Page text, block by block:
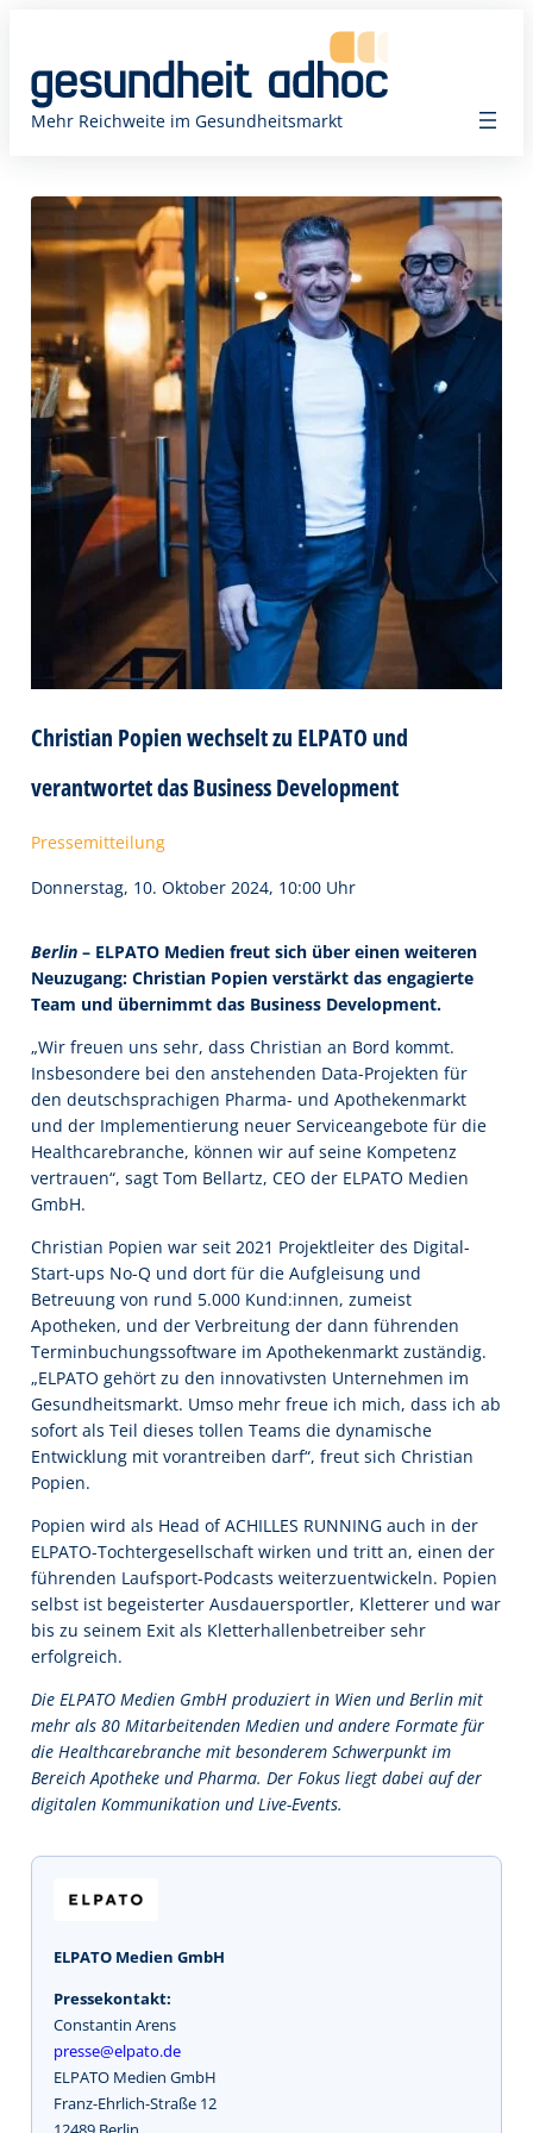
springen
Mehr Reichweite im Gesundheitsmarkt
Christian Popien wechselt zu ELPATO und
verantwortet das Business Development
Pressemitteilung
Donnerstag, 10. Oktober 2024, 10:00 Uhr
Berlin – ELPATO Medien freut sich über einen weiteren
Neuzugang: Christian Popien verstärkt das engagierte
Team und übernimmt das Business Development.
„Wir freuen uns sehr, dass Christian an Bord kommt.
Insbesondere bei den anstehenden Data-Projekten für
den deutschsprachigen Pharma- und Apothekenmarkt
und der Implementierung neuer Serviceangebote für die
Healthcarebranche, können wir auf seine Kompetenz
vertrauen“, sagt Tom Bellartz, CEO der ELPATO Medien
GmbH.
Christian Popien war seit 2021 Projektleiter des Digital-
Start-ups No-Q und dort für die Aufgleisung und
Betreuung von rund 5.000 Kund:innen, zumeist
Apotheken, und der Verbreitung der dann führenden
Terminbuchungssoftware im Apothekenmarkt zuständig.
„ELPATO gehört zu den innovativsten Unternehmen im
Gesundheitsmarkt. Umso mehr freue ich mich, dass ich ab
sofort als Teil dieses tollen Teams die dynamische
Entwicklung mit vorantreiben darf“, freut sich Christian
Popien.
Popien wird als Head of ACHILLES RUNNING auch in der
ELPATO-Tochtergesellschaft wirken und tritt an, einen der
führenden Laufsport-Podcasts weiterzuentwickeln. Popien
selbst ist begeisterter Ausdauersportler, Kletterer und war
bis zu seinem Exit als Kletterhallenbetreiber sehr
erfolgreich.
Die ELPATO Medien GmbH produziert in Wien und Berlin mit
mehr als 80 Mitarbeitenden Medien und andere Formate für
die Healthcarebranche mit besonderem Schwerpunkt im
Bereich Apotheke und Pharma. Der Fokus liegt dabei auf der
digitalen Kommunikation und Live-Events.
ELPATO Medien GmbH
Pressekontakt:
Constantin Arens
presse@elpato.de
ELPATO Medien GmbH
Franz-Ehrlich-Straße 12